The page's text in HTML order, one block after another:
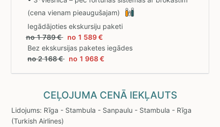
(cena vienam pieaugušajam)
Iegādājoties ekskursiju paketi
no 1 789 € no 1 589 €
Bez ekskursijas paketes iegādes
no 2 168 € no 1 968 €
CEĻOJUMA CENĀ IEKĻAUTS
Lidojums: Rīga - Stambula - Sanpaulu - Stambula - Rīga
(Turkish Airlines)